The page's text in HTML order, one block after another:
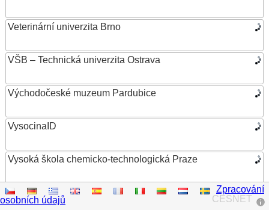
Veterinární univerzita Brno
VŠB – Technická univerzita Ostrava
Východočeské muzeum Pardubice
VysocinaID
Vysoká škola chemicko-technologická Praze
Vysoká škola ekonomická v Praze
CESNET
Zpracování
osobních údajů